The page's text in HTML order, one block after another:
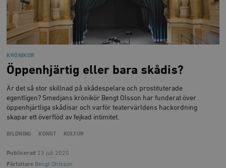
KRÖNIKOR
Öppenhjärtig eller bara skådis?
Är det så stor skillnad på skådespelare och prostituterade
egentligen? Smedjans krönikör Bengt Olsson har funderat över
öppenhjärtliga skådisar och varför teatervärldens hackordning
skapar ett överflöd av fejkad intimitet.
BILDNING KONST KULTUR
Publicerad 23 juli 2020
Författare Bengt Ohlsson